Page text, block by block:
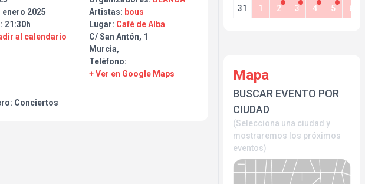
Cuatro temas,
producidos por Antonio
y los propios
, de un nivel tan expresivo
técnico que no acostumbramos a disfrutar en
dentro de nuestras fronteras.
enero 2025
21:30h
al calendario
Artistas: bous
Lugar: Café de Alba
C/ San Antón, 1
Murcia,
Teléfono:
+ Ver en Google Maps
Conciertos
31 1 2 3 4 5 6
Mapa
BUSCAR EVENTO POR
CIUDAD
(Selecciona una ciudad y
mostraremos los próximos
eventos)